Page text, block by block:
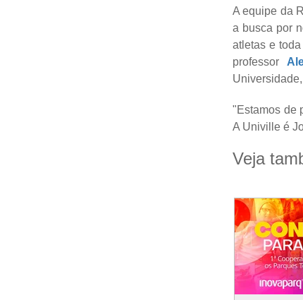
A equipe da
a busca por
atletas e
professor
"Estamos de
A Univille é
Veja